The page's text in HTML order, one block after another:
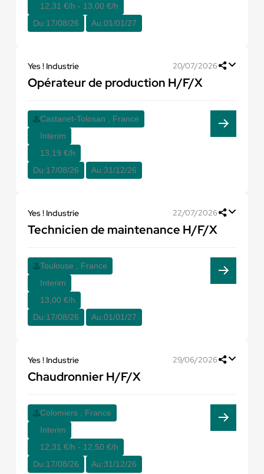
12,31 €/h - 13,00 €/h
Du:17/08/26 Au:01/01/27
Yes ! Industrie 20/07/2026
Opérateur de production H/F/X
Castanet-Tolosan , France
Interim
13,19 €/h
Du:17/08/26 Au:31/12/26
Yes ! Industrie 22/07/2026
Technicien de maintenance H/F/X
Toulouse , France
Interim
13,00 €/h
Du:17/08/26 Au:01/01/27
Yes ! Industrie 29/06/2026
Chaudronnier H/F/X
Colomiers , France
Interim
12,31 €/h - 12,50 €/h
Du:17/08/26 Au:31/12/26